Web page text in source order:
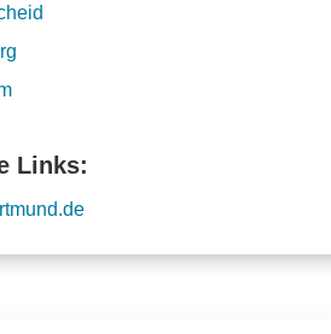
Links: